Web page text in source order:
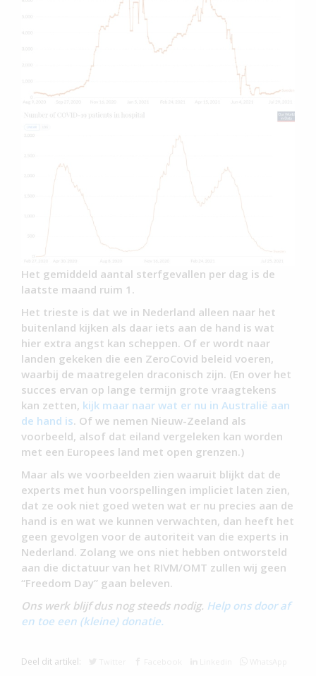
Het gemiddeld aantal sterfgevallen per dag is de
laatste maand ruim 1.
Het trieste is dat we in Nederland alleen naar het
buitenland kijken als daar iets aan de hand is wat
hier extra angst kan scheppen. Of er wordt naar
landen gekeken die een ZeroCovid beleid voeren,
waarbij de maatregelen draconisch zijn. (En over het
succes ervan op lange termijn grote vraagtekens
kan zetten, kijk maar naar wat er nu in Australië aan
de hand is. Of we nemen Nieuw-Zeeland als
voorbeeld, alsof dat eiland vergeleken kan worden
met een Europees land met open grenzen.)
Maar als we voorbeelden zien waaruit blijkt dat de
experts met hun voorspellingen impliciet laten zien,
dat ze ook niet goed weten wat er nu precies aan de
hand is en wat we kunnen verwachten, dan heeft het
geen gevolgen voor de autoriteit van die experts in
Nederland. Zolang we ons niet hebben ontworsteld
aan die dictatuur van het RIVM/OMT zullen wij geen
“Freedom Day” gaan beleven.
Ons werk blijf dus nog steeds nodig. Help ons door af
en toe een (kleine) donatie.
Deel dit artikel: